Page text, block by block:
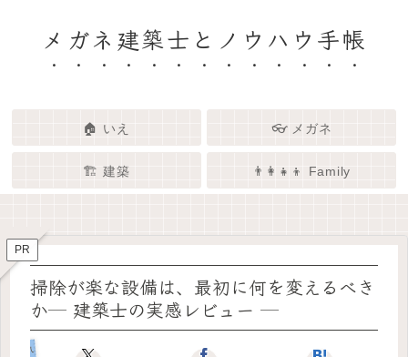
メガネ建築士とノウハウ手帳
🏠 いえ 👓 メガネ
🏗️ 建築 👨‍👩‍👧‍👦 Family
🏠✨ 建築士と考える「いい家」
👓✨ メガネの奥にある「わたし
🏗️✨ 建築 × エンタメで、暮らし
👨‍👩‍👧🌿 Family – 暮らしを育て
PR
掃除が楽な設備は、最初に何を変えるべき
か─ 建築士の実感レビュー ─
いえのキホン